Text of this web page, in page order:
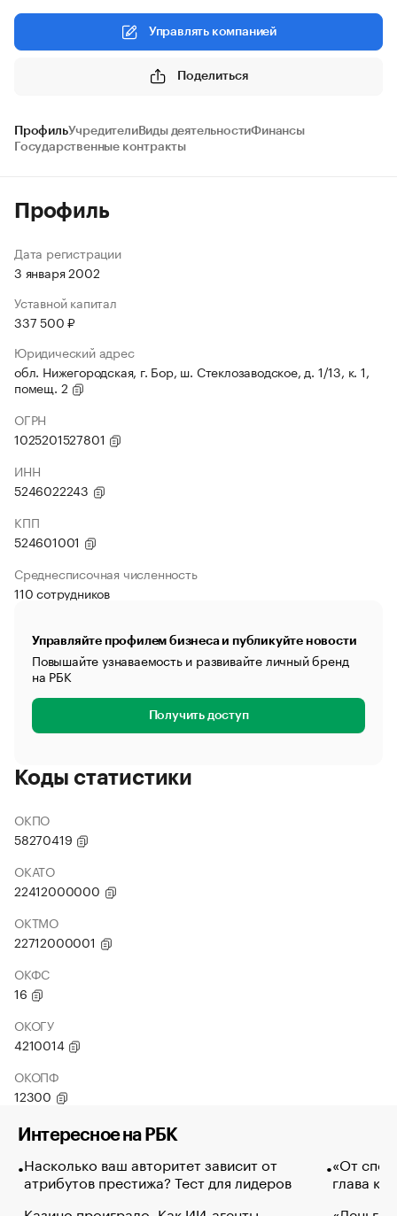
Управлять компанией
Поделиться
ПрофильУчредителиВиды деятельностиФинансы
Государственные контракты
Профиль
Дата регистрации
3 января 2002
Уставной капитал
337 500 ₽
Юридический адрес
обл. Нижегородская, г. Бор, ш. Стеклозаводское, д. 1/13, к. 1,
помещ. 2
ОГРН
1025201527801
ИНН
5246022243
КПП
524601001
Среднесписочная численность
110 сотрудников
Управляйте профилем бизнеса и публикуйте новости
Повышайте узнаваемость и развивайте личный бренд
на РБК
Получить доступ
Коды статистики
ОКПО
58270419
ОКАТО
22412000000
ОКТМО
22712000001
ОКФС
16
ОКОГУ
4210014
ОКОПФ
12300
Интересное на РБК
Насколько ваш авторитет зависит от
атрибутов престижа? Тест для лидеров
«От
глава